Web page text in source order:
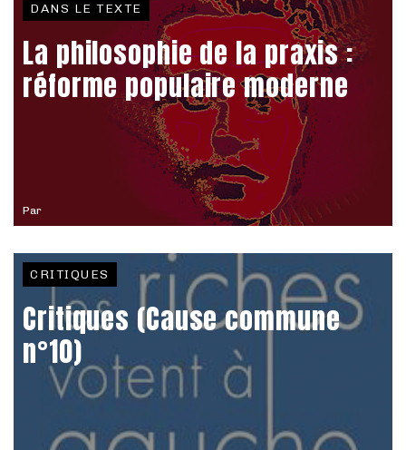
Par
DANS LE TEXTE
La philosophie de la praxis :
réforme populaire moderne
CRITIQUES
Critiques (Cause commune
n°10)